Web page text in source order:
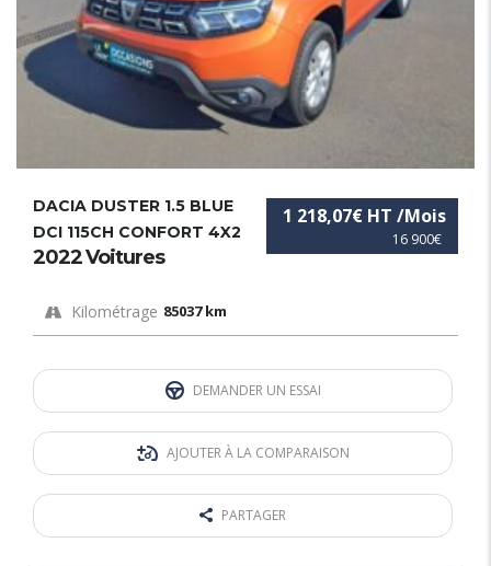
16 900€
1 218,07€ HT /Mois
DACIA DUSTER 1.5 BLUE
DCI 115CH CONFORT 4X2
2022 Voitures
Kilométrage 85037 km
DEMANDER UN ESSAI
AJOUTER À LA COMPARAISON
PARTAGER